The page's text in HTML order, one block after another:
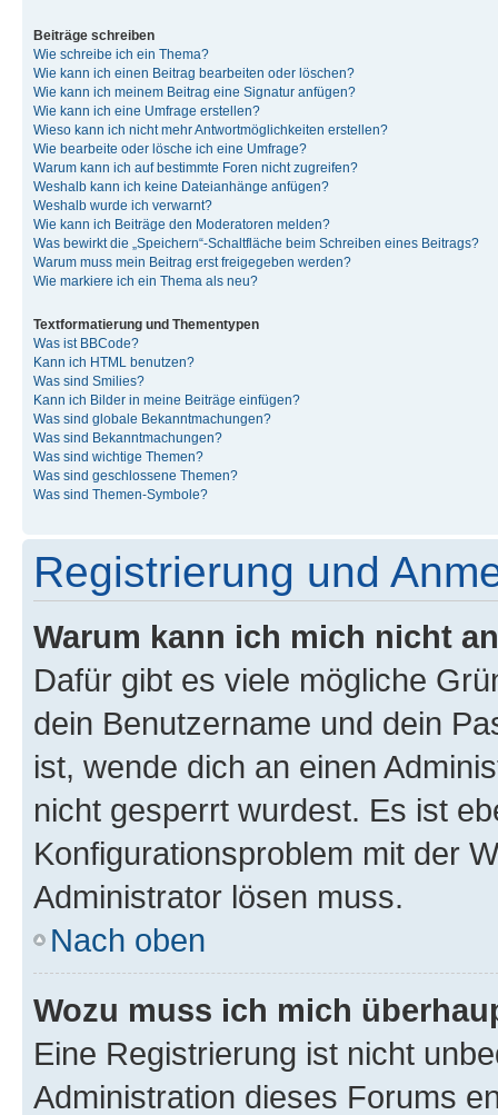
Beiträge schreiben
Wie schreibe ich ein Thema?
Wie kann ich einen Beitrag bearbeiten oder löschen?
Wie kann ich meinem Beitrag eine Signatur anfügen?
Wie kann ich eine Umfrage erstellen?
Wieso kann ich nicht mehr Antwortmöglichkeiten erstellen?
Wie bearbeite oder lösche ich eine Umfrage?
Warum kann ich auf bestimmte Foren nicht zugreifen?
Weshalb kann ich keine Dateianhänge anfügen?
Weshalb wurde ich verwarnt?
Wie kann ich Beiträge den Moderatoren melden?
Was bewirkt die „Speichern“-Schaltfläche beim Schreiben eines Beitrags?
Warum muss mein Beitrag erst freigegeben werden?
Wie markiere ich ein Thema als neu?
Textformatierung und Thementypen
Was ist BBCode?
Kann ich HTML benutzen?
Was sind Smilies?
Kann ich Bilder in meine Beiträge einfügen?
Was sind globale Bekanntmachungen?
Was sind Bekanntmachungen?
Was sind wichtige Themen?
Was sind geschlossene Themen?
Was sind Themen-Symbole?
Registrierung und
Warum kann ich mich nicht
Dafür gibt es viele mögliche
dein Benutzername und dein
ist, wende dich an einen
nicht gesperrt wurdest. Es ist
Konfigurationsproblem mit der
Administrator lösen muss.
Nach oben
Wozu muss ich mich
Eine Registrierung ist nicht
Administration dieses Forums